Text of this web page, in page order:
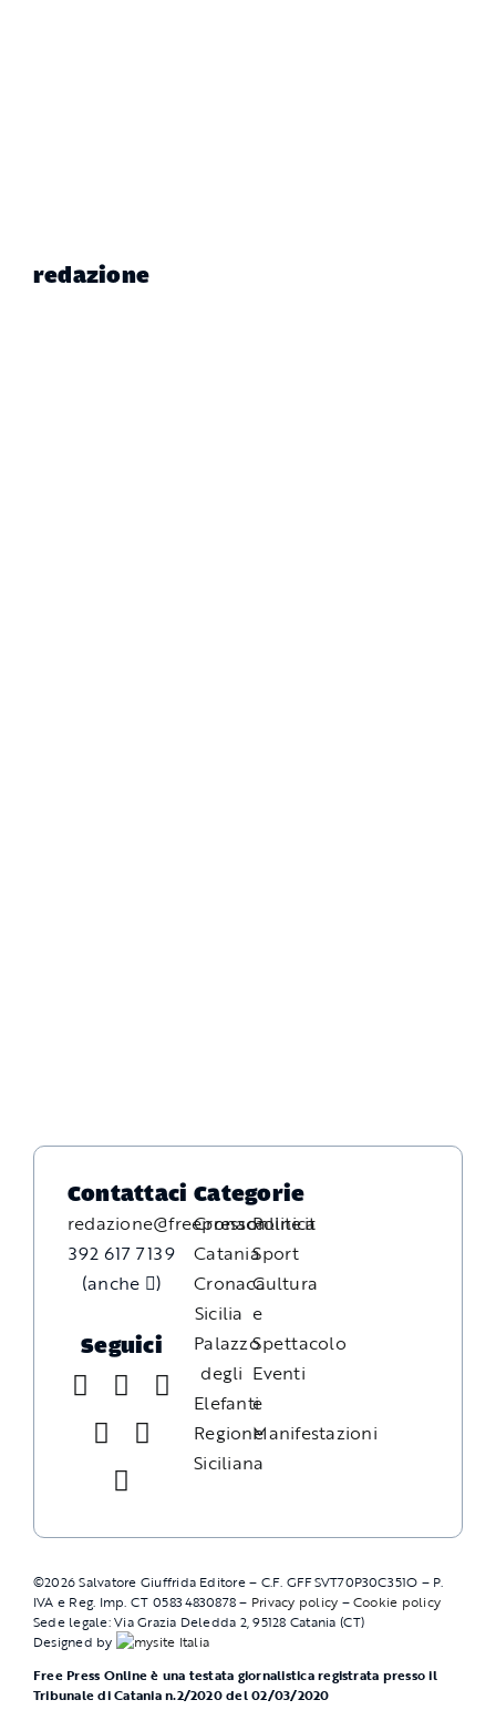
redazione
Contattaci
redazione@freepressonline.it
392 617 7139
(anche
)
Seguici
Categorie
Cronaca
Catania
Cronaca
Sicilia
Palazzo
degli
Elefanti
Regione
Siciliana
Politica
Sport
Cultura
e
Spettacolo
Eventi
e
Manifestazioni
©2026Salvatore Giuffrida Editore – C.F. GFFSVT70P30C351O – P.
IVA e Reg. Imp. CT 05834830878 – Privacy policy –Cookie policy
Sede legale: Via Grazia Deledda 2, 95128 Catania (CT)
Designed by
Free Press Online è una testata giornalistica registrata presso il
Tribunale di Catania n.2/2020 del 02/03/2020